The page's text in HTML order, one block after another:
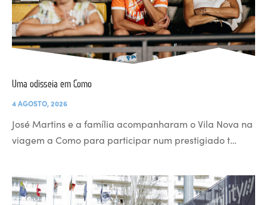
Uma odisseia em Como
4 AGOSTO, 2026
José Martins e a família acompanharam o Vila Nova na
viagem a Como para participar num prestigiado t…